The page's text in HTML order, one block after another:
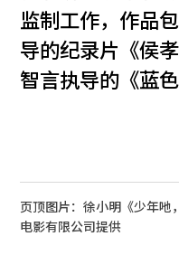
监制工作，作品
导的纪录片《侯
智言执导的《蓝
页顶图片：徐小明《少年吔
电影有限公司提供